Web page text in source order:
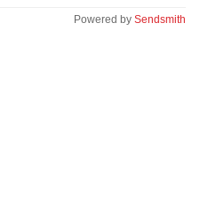
Powered by Sendsmith